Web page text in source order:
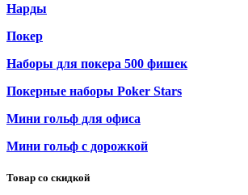
Нарды
Покер
Наборы для покера 500 фишек
Покерные наборы Poker Stars
Мини гольф для офиса
Мини гольф с дорожкой
Товар со скидкой